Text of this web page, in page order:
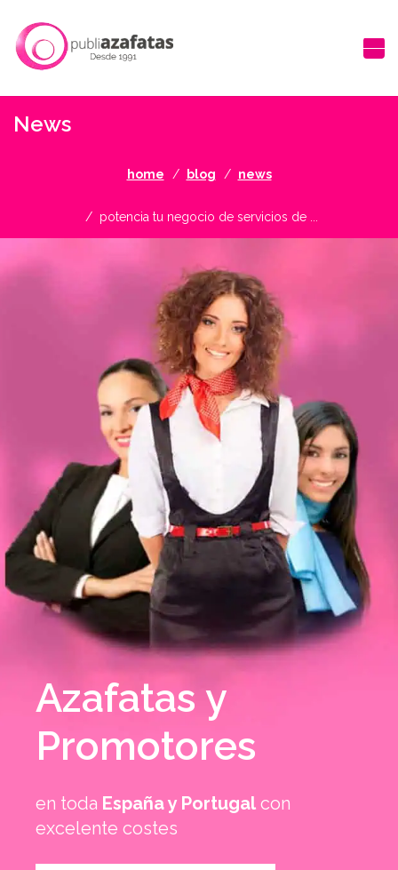
News
home blog news
potencia tu negocio de servicios de ...
Azafatas y
Promotores
en toda España y Portugal con
excelente costes